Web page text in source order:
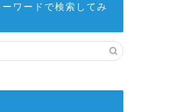
ワードで検索してみ